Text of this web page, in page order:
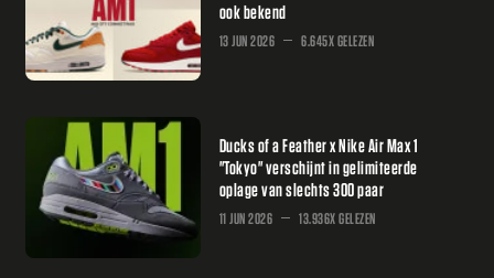
ook bekend
13 JUN 2026 6.645X GELEZEN
Ducks of a Feather x Nike Air Max 1
"Tokyo" verschijnt in gelimiteerde
oplage van slechts 300 paar
11 JUN 2026 13.936X GELEZEN